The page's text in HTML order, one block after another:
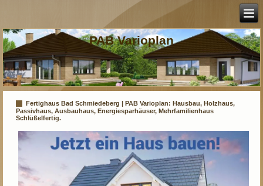
PAB Varioplan
Fertighaus Bad Schmiedeberg | PAB Varioplan: Hausbau, Holzhaus,
Passivhaus, Ausbauhaus, Energiesparhäuser, Mehrfamilienhaus
Schlüßelfertig.